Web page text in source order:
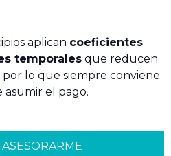
aplican coeficientes
temporales que reducen
lo que siempre conviene
asumir el pago.